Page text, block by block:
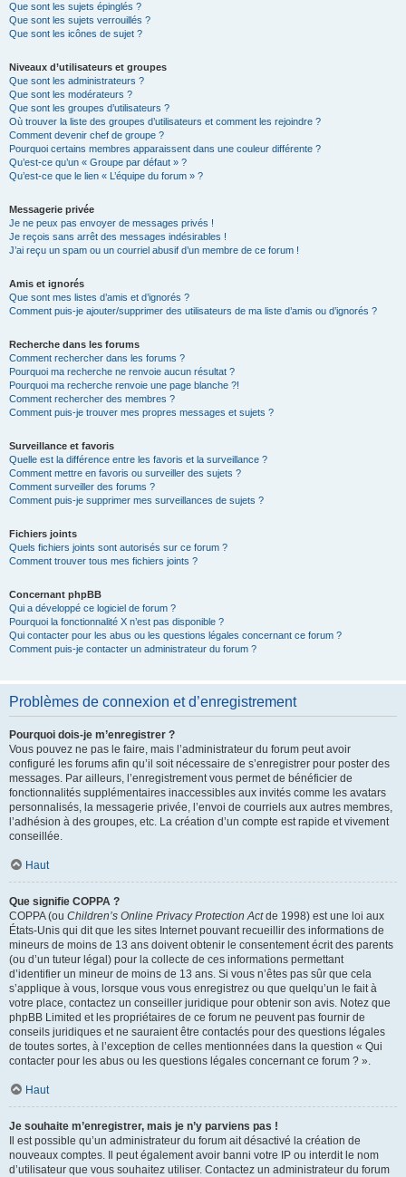
Que sont les sujets épinglés ?
Que sont les sujets verrouillés ?
Que sont les icônes de sujet ?
Niveaux d’utilisateurs et groupes
Que sont les administrateurs ?
Que sont les modérateurs ?
Que sont les groupes d’utilisateurs ?
Où trouver la liste des groupes d’utilisateurs et comment les rejoindre ?
Comment devenir chef de groupe ?
Pourquoi certains membres apparaissent dans une couleur différente ?
Qu’est-ce qu’un « Groupe par défaut » ?
Qu’est-ce que le lien « L’équipe du forum » ?
Messagerie privée
Je ne peux pas envoyer de messages privés !
Je reçois sans arrêt des messages indésirables !
J’ai reçu un spam ou un courriel abusif d’un membre de ce forum !
Amis et ignorés
Que sont mes listes d’amis et d’ignorés ?
Comment puis-je ajouter/supprimer des utilisateurs de ma liste d’amis ou d’ignorés ?
Recherche dans les forums
Comment rechercher dans les forums ?
Pourquoi ma recherche ne renvoie aucun résultat ?
Pourquoi ma recherche renvoie une page blanche ?!
Comment rechercher des membres ?
Comment puis-je trouver mes propres messages et sujets ?
Surveillance et favoris
Quelle est la différence entre les favoris et la surveillance ?
Comment mettre en favoris ou surveiller des sujets ?
Comment surveiller des forums ?
Comment puis-je supprimer mes surveillances de sujets ?
Fichiers joints
Quels fichiers joints sont autorisés sur ce forum ?
Comment trouver tous mes fichiers joints ?
Concernant phpBB
Qui a développé ce logiciel de forum ?
Pourquoi la fonctionnalité X n’est pas disponible ?
Qui contacter pour les abus ou les questions légales concernant ce forum ?
Comment puis-je contacter un administrateur du forum ?
Problèmes de connexion et d’enregistrement
Pourquoi dois-je m’enregistrer ?
Vous pouvez ne pas le faire, mais l’administrateur du forum peut avoir
configuré les forums afin qu’il soit nécessaire de s’enregistrer pour poster des
messages. Par ailleurs, l’enregistrement vous permet de bénéficier de
fonctionnalités supplémentaires inaccessibles aux invités comme les avatars
personnalisés, la messagerie privée, l’envoi de courriels aux autres membres,
l’adhésion à des groupes, etc. La création d’un compte est rapide et vivement
conseillée.
Haut
Que signifie COPPA ?
COPPA (ou Children’s Online Privacy Protection Actde 1998) est une loi aux
États-Unis qui dit que les sites Internet pouvant recueillir des informations de
mineurs de moins de 13 ans doivent obtenir le consentement écrit des parents
(ou d’un tuteur légal) pour la collecte de ces informations permettant
d’identifier un mineur de moins de 13 ans. Si vous n’êtes pas sûr que cela
s’applique à vous, lorsque vous vous enregistrez ou que quelqu’un le fait à
votre place, contactez un conseiller juridique pour obtenir son avis. Notez que
phpBB Limited et les propriétaires de ce forum ne peuvent pas fournir de
conseils juridiques et ne sauraient être contactés pour des questions légales
de toutes sortes, à l’exception de celles mentionnées dans la question « Qui
contacter pour les abus ou les questions légales concernant ce forum ? ».
Haut
Je souhaite m’enregistrer, mais je n’y parviens pas !
Il est possible qu’un administrateur du forum ait désactivé la création de
nouveaux comptes. Il peut également avoir banni votre IP ou interdit le nom
d’utilisateur que vous souhaitez utiliser. Contactez un administrateur du forum